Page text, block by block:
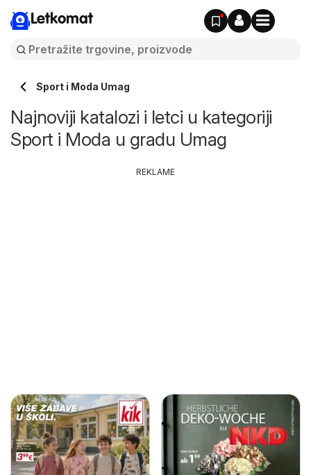
Letkomat
Sport i Moda Umag
Najnoviji katalozi i letci u kategoriji
Sport i Moda u gradu Umag
REKLAME